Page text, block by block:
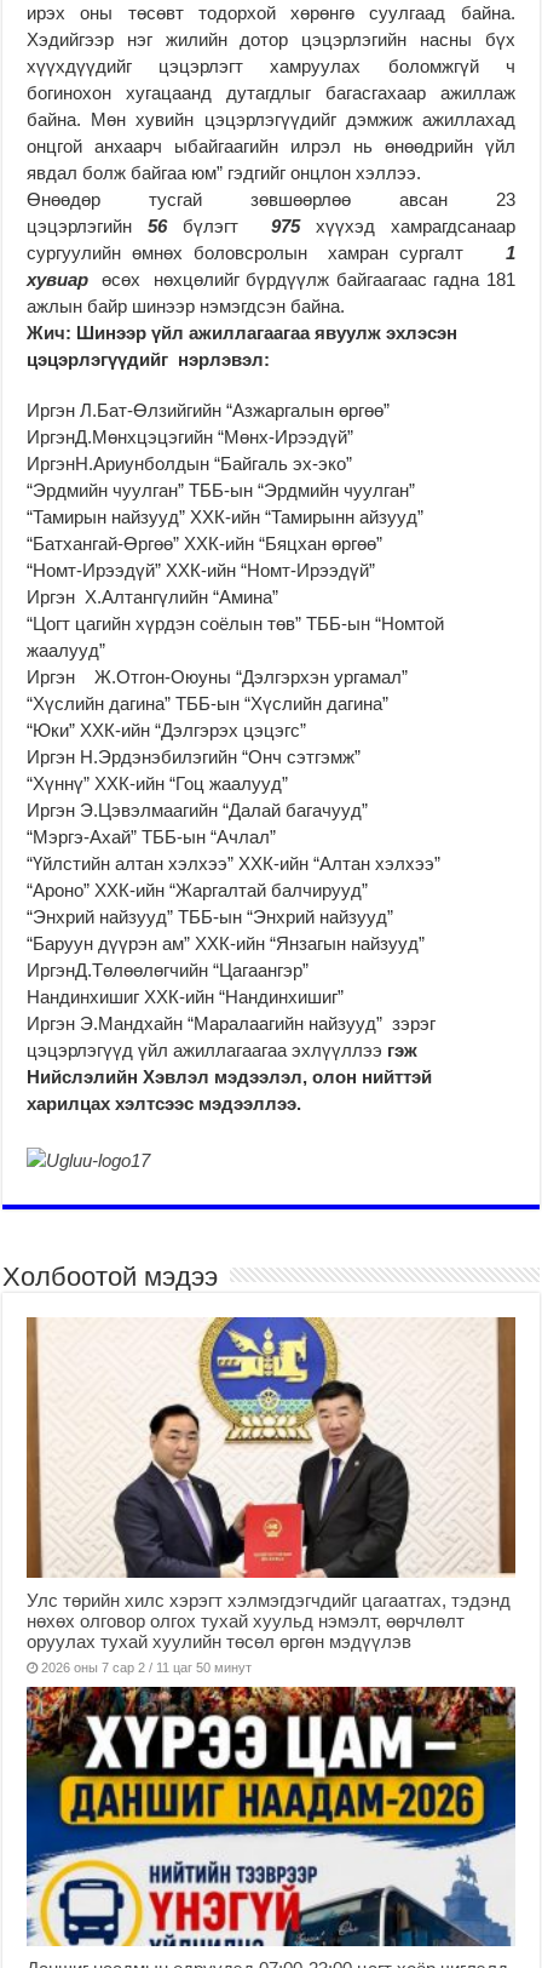
ирэх оны төсөвт тодорхой хөрөнгө суулгаад байна.
Хэдийгээр нэг жилийн дотор цэцэрлэгийн насны бүх
хүүхдүүдийг цэцэрлэгт хамруулах боломжгүй ч
богинохон хугацаанд дутагдлыг багасгахаар ажиллаж
байна. Мөн хувийн цэцэрлэгүүдийг дэмжиж ажиллахад
онцгой анхаарч ыбайгаагийн илрэл нь өнөөдрийн үйл
явдал болж байгаа юм” гэдгийг онцлон хэллээ.
Өнөөдөр тусгай зөвшөөрлөө авсан 23
цэцэрлэгийн56бүлэгт 975хүүхэд хамрагдсанаар
сургуулийн өмнөх боловсролын хамран сургалт 1
хувиарөсөх нөхцөлийг бүрдүүлж байгаагаас гадна 181
ажлын байр шинээр нэмэгдсэн байна.
Жич: Шинээр үйл ажиллагаагаа явуулж эхлэсэн
цэцэрлэгүүдийг нэрлэвэл:
Иргэн Л.Бат-Өлзийгийн “Азжаргалын өргөө”
ИргэнД.Мөнхцэцэгийн “Мөнх-Ирээдүй”
ИргэнН.Ариунболдын “Байгаль эх-эко”
“Эрдмийн чуулган” ТББ-ын “Эрдмийн чуулган”
“Тамирын найзууд” ХХК-ийн “Тамирынн айзууд”
“Батхангай-Өргөө” ХХК-ийн “Бяцхан өргөө”
“Номт-Ирээдүй” ХХК-ийн “Номт-Ирээдүй”
Иргэн Х.Алтангүлийн “Амина”
“Цогт цагийн хүрдэн соёлын төв” ТББ-ын “Номтой
жаалууд”
Иргэн Ж.Отгон-Оюуны “Дэлгэрхэн ургамал”
“Хүслийн дагина” ТББ-ын “Хүслийн дагина”
“Юки” ХХК-ийн “Дэлгэрэх цэцэгс”
Иргэн Н.Эрдэнэбилэгийн “Онч сэтгэмж”
“Хүннү” ХХК-ийн “Гоц жаалууд”
Иргэн Э.Цэвэлмаагийн “Далай багачууд”
“Мэргэ-Ахай” ТББ-ын “Ачлал”
“Үйлстийн алтан хэлхээ” ХХК-ийн “Алтан хэлхээ”
“Ароно” ХХК-ийн “Жаргалтай балчирууд”
“Энхрий найзууд” ТББ-ын “Энхрий найзууд”
“Баруун дүүрэн ам” ХХК-ийн “Янзагын найзууд”
ИргэнД.Төлөөлөгчийн “Цагаангэр”
Нандинхишиг ХХК-ийн “Нандинхишиг”
Иргэн Э.Мандхайн “Маралаагийн найзууд” зэрэг
цэцэрлэгүүд үйл ажиллагаагаа эхлүүллээ гэж
Нийслэлийн Хэвлэл мэдээлэл, олон нийттэй
харилцах хэлтсээс мэдээллээ.
Холбоотой мэдээ
Улс төрийн хилс хэрэгт хэлмэгдэгчдийг цагаатгах, тэдэнд
нөхөх олговор олгох тухай хуульд нэмэлт, өөрчлөлт
оруулах тухай хуулийн төсөл өргөн мэдүүлэв
2026 оны 7 сар 2 / 11 цаг 50 минут